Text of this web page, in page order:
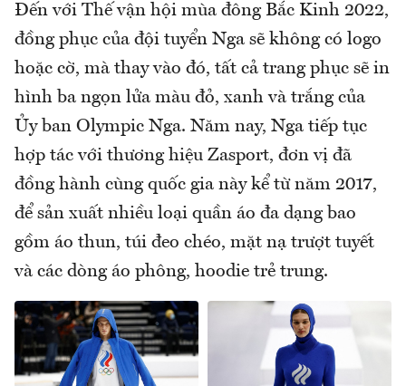
Đến với Thế vận hội mùa đông Bắc Kinh 2022,
đồng phục của đội tuyển Nga sẽ không có logo
hoặc cờ, mà thay vào đó, tất cả trang phục sẽ in
hình ba ngọn lửa màu đỏ, xanh và trắng của
Ủy ban Olympic Nga. Năm nay, Nga tiếp tục
hợp tác với thương hiệu Zasport, đơn vị đã
đồng hành cùng quốc gia này kể từ năm 2017,
để sản xuất nhiều loại quần áo đa dạng bao
gồm áo thun, túi đeo chéo, mặt nạ trượt tuyết
và các dòng áo phông, hoodie trẻ trung.